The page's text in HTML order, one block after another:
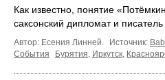
Как известно, понятие
саксонский дипломат и
Автор: Есения Линней. Источник:
События
Бурятия Иркутск